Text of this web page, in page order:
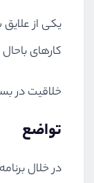
یکی از
کارهای
خلاقیت در
تواضع
در خلال